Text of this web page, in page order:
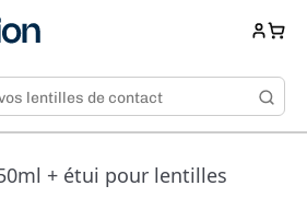
+ étui pour lentilles